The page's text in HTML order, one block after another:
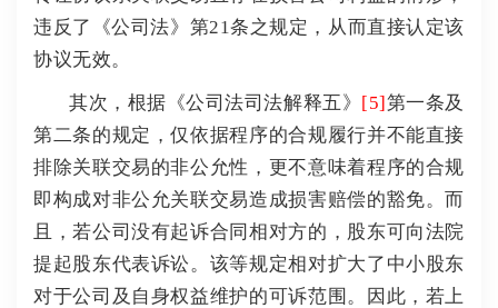
违反了《公司法》第21条之规定，从而直接认定该
协议无效。
其次，根据《公司法司法解释五》 [5]第一条及
第二条的规定，仅依据程序的合规履行并不能直接
排除关联交易的非公允性，更不意味着程序的合规
即构成对非公允关联交易造成损害赔偿的豁免。而
且，若公司没有起诉合同相对方的，股东可向法院
提起股东代表诉讼。该等规定相对扩大了中小股东
对于公司及自身权益维护的可诉范围。因此，若上